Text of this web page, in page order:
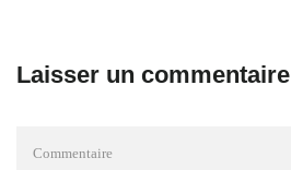
Laisser un commentaire